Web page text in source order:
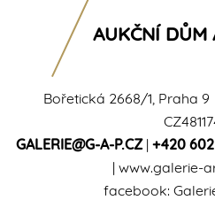
Bořetická 2668/1, Praha
GALERIE@G-A-P.CZ| +420
| www.galerie-
facebook:
AUKČNÍ DŮM